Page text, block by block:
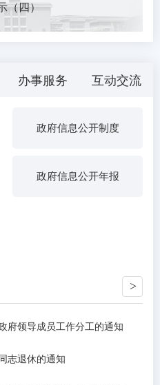
（四）
表强制检定制度（征求意
层减负专项工作机制办公
（三）
制免疫“先打后补”实施养
办事服务 互动交流
政府信息公开制度
政府信息公开年报
府领导成员工作分工的通知
志退休的通知